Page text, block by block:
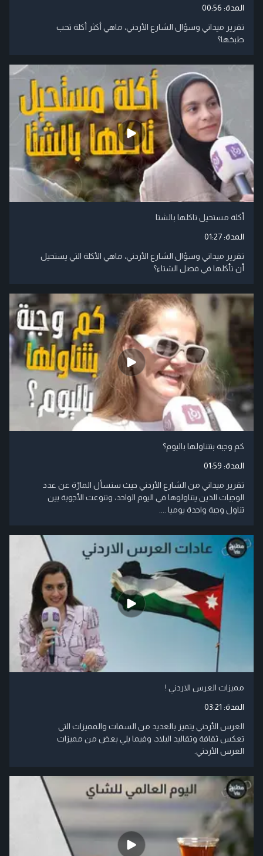
المدة: 00:56
تقرير ميداني وسؤال الشارع الأردني، ماهي أكثر أكلة تحب
طبخها؟
أكلة مستحيل تاكلها بالشتا
المدة:01:27
تقرير ميداني وسؤال الشارع الأردني، ماهي الأكلة التي يستحيل
أن تأكلها في فصل الشتاء؟
كم وجبة بتتناولها باليوم؟
المدة: 01:59
تقرير ميداني من الشارع الأردني حيث سنسأل المارّة عن عدد
الوجبات الذين يتناولوها في اليوم الواحد، وتنوعت الأجوبة بين
تناول وجبة واحدة يوميا ....
مميزات العرس الاردني !
المدة: 03:21
العرس الأردني يتميز بالعديد من السمات والمميزات التي
تعكس ثقافة وتقاليد البلاد، وفيما يلي بعض من مميزات
العرس الأردني.